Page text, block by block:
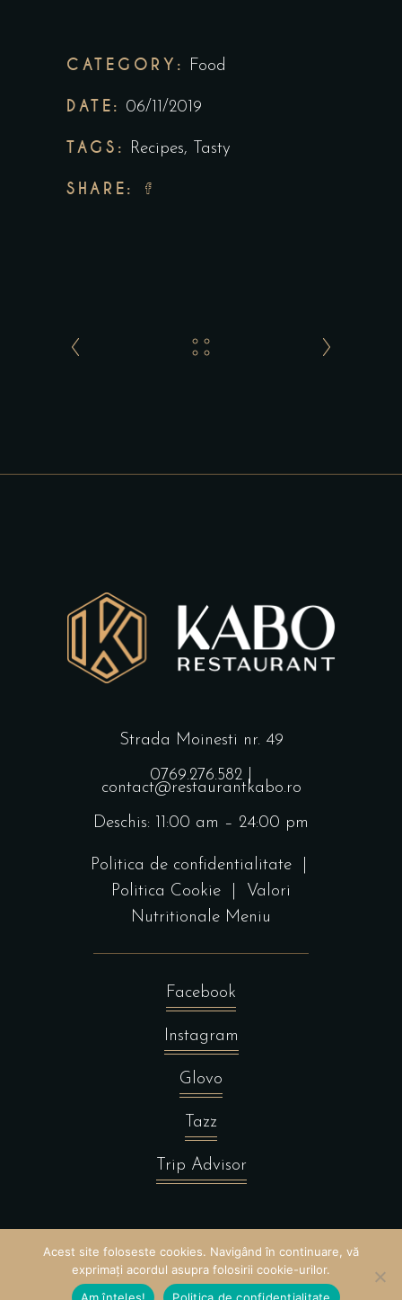
CATEGORY: Food
DATE: 06/11/2019
TAGS: Recipes, Tasty
SHARE:
Strada Moinesti nr. 49
0769.276.582 |
contact@restaurantkabo.ro
Deschis: 11:00 am – 24:00 pm
Politica de confidentialitate|
Politica Cookie
Valori
Nutritionale Meniu
Facebook
Instagram
Glovo
Tazz
Trip Advisor
Acest site foloseste cookies. Navigând în continuare, vă
exprimați acordul asupra folosirii cookie-urilor.
Am înțeles!
Politica de confidentialitate